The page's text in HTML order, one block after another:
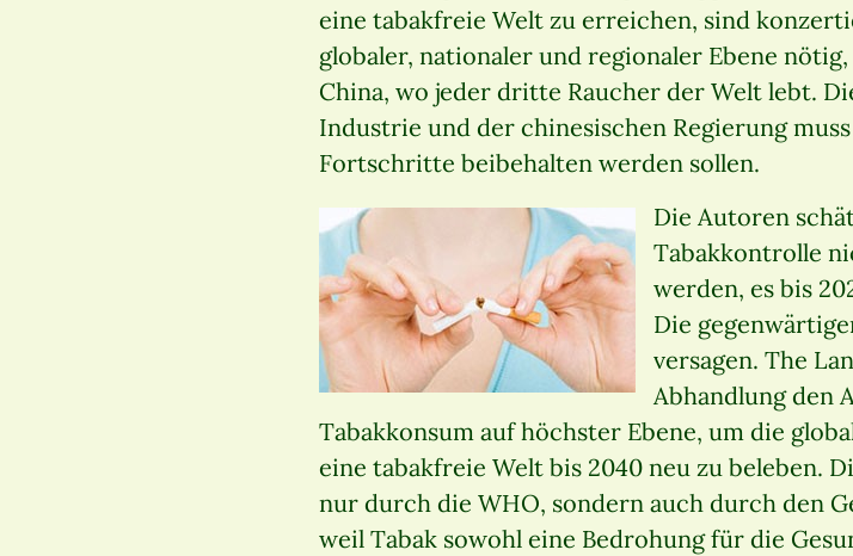
eine tabakfreie Welt zu erreichen, sind
globaler, nationaler und regionaler Ebene
China, wo jeder dritte Raucher der Welt lebt.
Industrie und der chinesischen Regierung
Fortschritte beibehalten werden sollen.
Die Autoren
Tabakkontrolle
werden, es bis
Die
versagen. The
Abhandlung den
Tabakkonsum auf höchster Ebene, um die
eine tabakfreie Welt bis 2040 neu zu beleben.
nur durch die WHO, sondern auch durch den
weil Tabak sowohl eine Bedrohung für die